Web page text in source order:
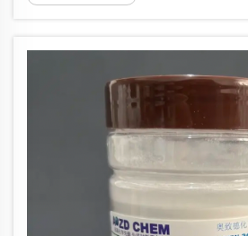
kontaminace. Tyto ošklivé
být hladký a rovnoměrný